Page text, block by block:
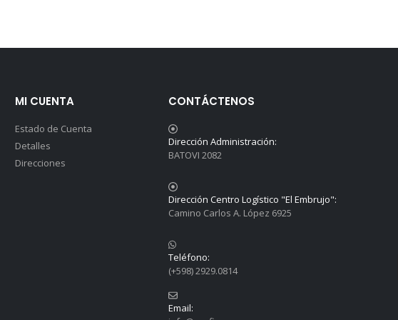
MI CUENTA
Estado de Cuenta
Detalles
Direcciones
CONTÁCTENOS
Dirección Administración:
BATOVI 2082
Dirección Centro Logístico "El Embrujo":
Camino Carlos A. López 6925
Teléfono:
(+598) 2929.0814
Email: